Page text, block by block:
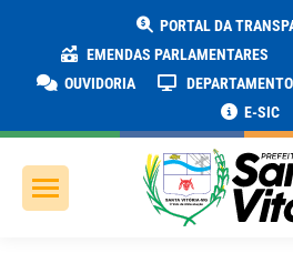
PORTAL DA
EMENDAS PARLAMENTARES
OUVIDORIA
E-SIC